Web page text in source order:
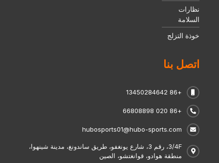
نظارات
السلامة
خوذة التزلج
اتصل بنا
+86 13450284642
+86 020 66808898
hubosports01@hubo-sports.com
3/4F، رقم 3، شارع يونغفو، طريق ساندونغ، مدينة شينهوا،
منطقة هوادو، قوانغتشو، الصين